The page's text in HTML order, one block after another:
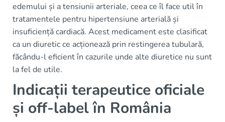
edemului și a tensiunii arteriale, ceea ce îl face util în
tratamentele pentru hipertensiune arterială și
insuficiență cardiacă. Acest medicament este clasificat
ca un diuretic ce acționează prin restingerea tubulară,
făcându-l eficient în cazurile unde alte diuretice nu sunt
la fel de utile.
Indicații terapeutice oficiale
și off-label în România